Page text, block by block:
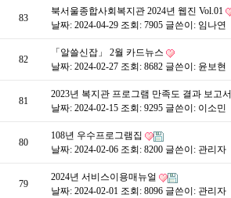
83
북서울종합사회복지관 2024년 웹진 Vol.01
날짜: 2024-04-29 조회: 7905 글쓴이: 임나연
82
「알쓸신잡」 2월 카드뉴스
날짜: 2024-02-27 조회: 8682 글쓴이: 윤보현
81
2023년 복지관 프로그램 만족도 결과 보고서
날짜: 2024-02-15 조회: 9295 글쓴이: 이소민
80
108년 우수프로그램집
날짜: 2024-02-06 조회: 8200 글쓴이: 관리자
79
2024년 서비스이용매뉴얼
날짜: 2024-02-01 조회: 8096 글쓴이: 관리자